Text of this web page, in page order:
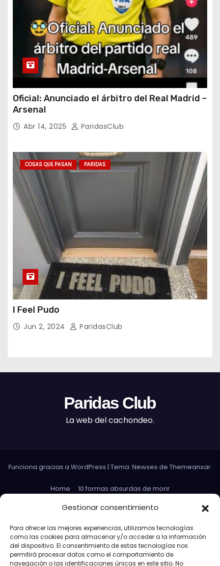
Gestionar consentimiento
Para ofrecer las mejores experiencias, utilizamos tecnologías
como las cookies para almacenar y/o acceder a la información
del dispositivo. El consentimiento de estas tecnologías nos
permitirá procesar datos como el comportamiento de
navegación o las identificaciones únicas en este sitio. No
Oficial: Anunciado el árbitro del Real Madrid –
Arsenal
Abr 14, 2025 ParidasClub
COSAS QUE PASAN PARIDAS
I Feel Pudo
Jun 2, 2024 ParidasClub
Paridas Club
La web del cachondeo.
Funciona gracias a WordPress | Tema: Newses de Themeansar.
Home
10 formas absurdas de morir
Datos curiosos que no sirven para nada
Efectos 3D con Gifs animados
El Rey Abdica
Las 30 Leyes sexuales más absurdas del mundo
Las leyes de Murphy
Lost: Curiosidades